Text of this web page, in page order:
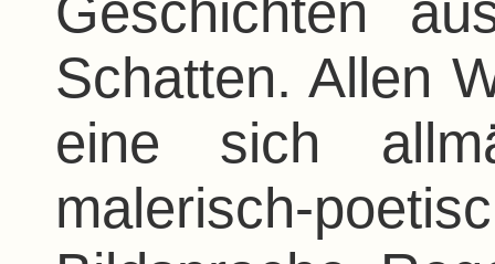
Schatten. Allen
eine sich
malerisch-